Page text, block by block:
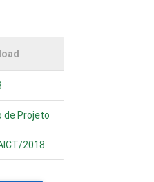
de Projeto
2018